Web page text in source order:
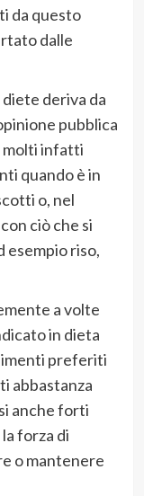
da questo
dalle
diete deriva da
pubblica
molti infatti
quando è in
o, nel
ciò che si
esempio riso,
a volte
in dieta
preferiti
abbastanza
anche forti
forza di
o mantenere